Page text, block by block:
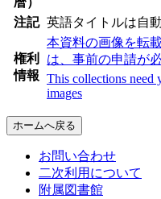
注記 英語タイトルは自
権利
情報
本資料の画像を転
は、事前の申請が
This collections need
images
ホームへ戻る
お問い合わせ
二次利用について
附属図書館